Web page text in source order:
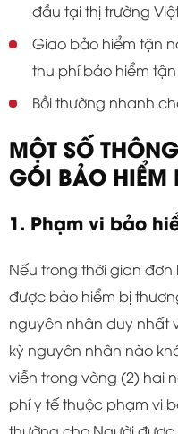
đầu tại thị trường
Giao bảo hiểm tận
thu phí bảo hiểm
Bồi thường nhanh
MỘT SỐ
GÓI BẢO HIỂM
1. Phạm vi bảo
Nếu trong thời gian
được bảo hiểm bị
nguyên nhân duy nhất
kỳ nguyên nhân nào
viễn trong vòng (2) hai
phí y tế thuộc phạm vi